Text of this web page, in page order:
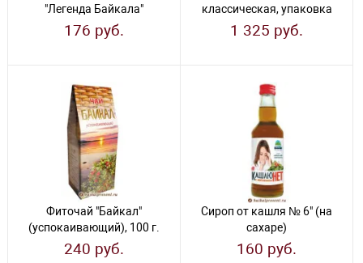
"Легенда Байкала"
(женский)
176 руб.
классическая, упаковка
20 шт. по 5 гр.
1 325 руб.
Фиточай "Байкал"
(успокаивающий), 100 г.
240 руб.
Сироп от кашля № 6" (на
сахаре)
160 руб.